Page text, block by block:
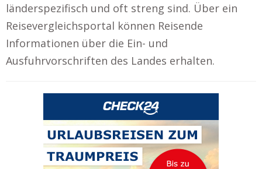
länderspezifisch und oft streng sind. Über ein
Reisevergleichsportal können Reisende
Informationen über die Ein- und
Ausfuhrvorschriften des Landes erhalten.